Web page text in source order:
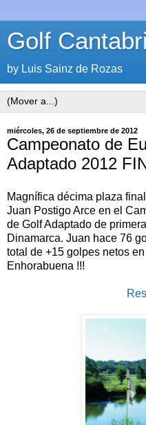
Golf
by Luis Sainz de Rozas
miércoles, 26 de septiembre de 2012
Campeonato de
Adaptado 2012
Magnífica décima plaza
Juan Postigo Arce en el
de Golf Adaptado de
Dinamarca. Juan hace 76
total de +15 golpes netos
Enhorabuena !!!